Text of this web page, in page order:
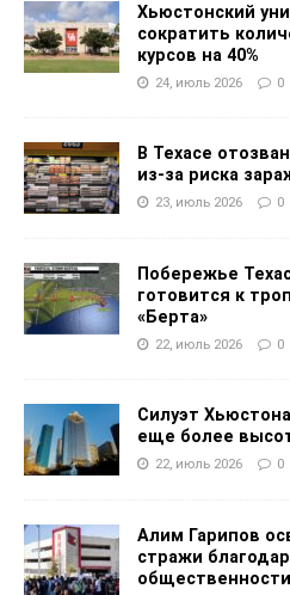
Хьюстонский
сократить
курсов на 40%
24, июль 2026 0
В Техасе
из-за риска
23, июль 2026 0
Побережье
готовится к
«Берта»
22, июль 2026 0
Силуэт
еще более
22, июль 2026 0
Алим Гарипов
стражи
общественности